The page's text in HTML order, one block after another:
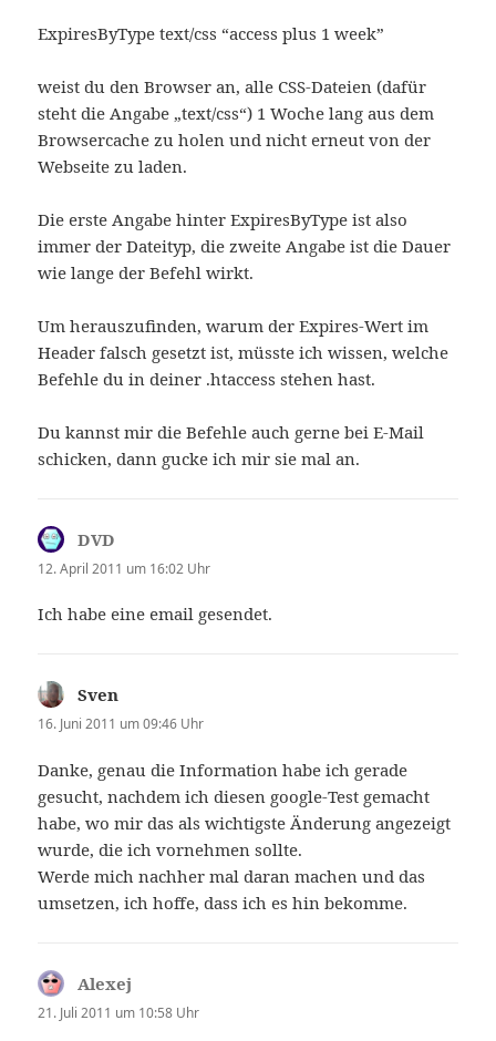
ExpiresByType text/css “access plus 1 week”
weist du den Browser an, alle CSS-Dateien (dafür
steht die Angabe „text/css“) 1 Woche lang aus dem
Browsercache zu holen und nicht erneut von der
Webseite zu laden.
Die erste Angabe hinter ExpiresByType ist also
immer der Dateityp, die zweite Angabe ist die Dauer
wie lange der Befehl wirkt.
Um herauszufinden, warum der Expires-Wert im
Header falsch gesetzt ist, müsste ich wissen, welche
Befehle du in deiner .htaccess stehen hast.
Du kannst mir die Befehle auch gerne bei E-Mail
schicken, dann gucke ich mir sie mal an.
DVD
12. April 2011 um 16:02 Uhr
Ich habe eine email gesendet.
Sven
16. Juni 2011 um 09:46 Uhr
Danke, genau die Information habe ich gerade
gesucht, nachdem ich diesen google-Test gemacht
habe, wo mir das als wichtigste Änderung angezeigt
wurde, die ich vornehmen sollte.
Werde mich nachher mal daran machen und das
umsetzen, ich hoffe, dass ich es hin bekomme.
Alexej
21. Juli 2011 um 10:58 Uhr